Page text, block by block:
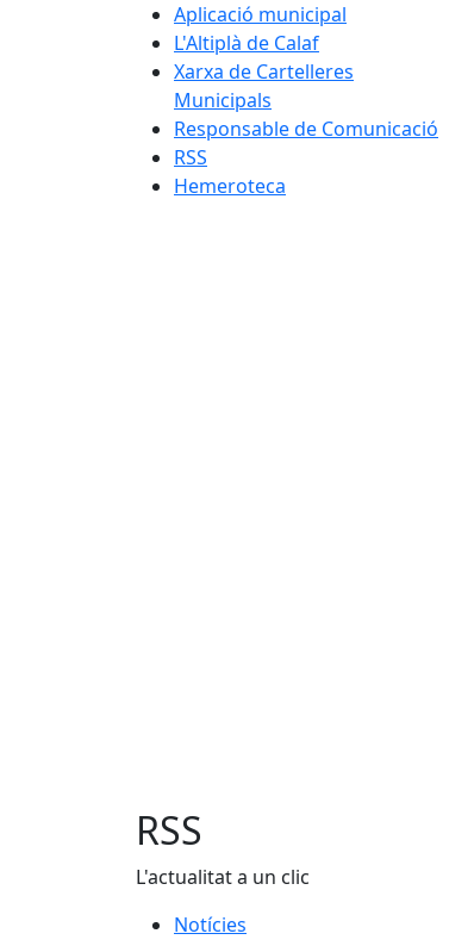
Aplicació municipal
L'Altiplà de Calaf
Xarxa de Cartelleres
Municipals
Responsable de Comunicació
RSS
Hemeroteca
RSS
L'actualitat a un clic
Notícies